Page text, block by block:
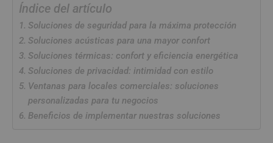
Índice del artículo
Soluciones de seguridad para la máxima protección
Soluciones acústicas para una mayor confort
Soluciones térmicas: confort y eficiencia energética
Soluciones de privacidad: intimidad con estilo
Ventanas para locales comerciales: soluciones
personalizadas para tu negocios
Beneficios de implementar nuestras soluciones